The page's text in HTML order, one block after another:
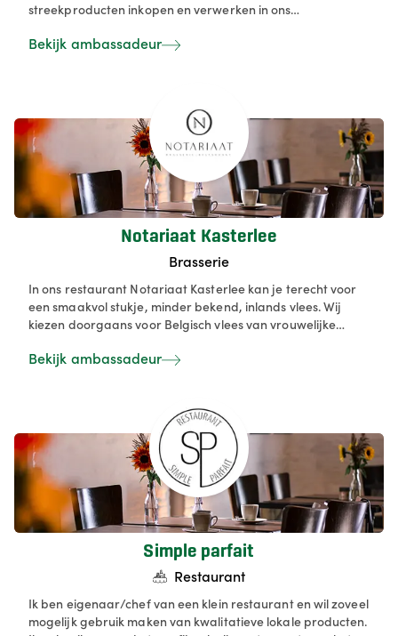
streekproducten inkopen en verwerken in ons
over een zalm rokerij , waarin we zowel warm als
Bekijk ambassadeur
Notariaat Kasterlee
Brasserie
In ons restaurant Notariaat Kasterlee kan je terecht voor
een smaakvol stukje, minder bekend, inlands vlees. Wij
kiezen doorgaans voor Belgisch vlees van vrouwelijke
Hierdoor zijn deze zeer smaakvol en mooi rood van kleur.
een Belgisch rund. Deze lijn trekken we graag door naar
de andere vleessoorten. Daarnaast staan we voor “verse
huisbereide” gerechten die met volle goesting bereid
worden. Ook hier kiezen we ervoor om zo veel als mogelijk
voor onze Belgische producten te kiezen.
Bekijk ambassadeur
Simple parfait
Restaurant
Ik ben eigenaar/chef van een klein restaurant en wil zoveel
mogelijk gebruik maken van kwalitatieve lokale producten.